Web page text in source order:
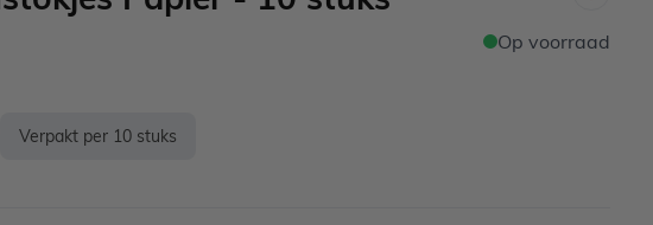
Op voorraad
Verpakt per 10 stuks